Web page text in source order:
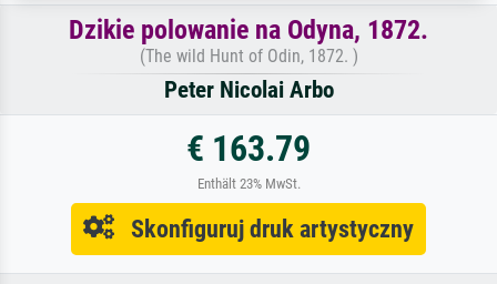
Dzikie polowanie na Odyna, 1872.
(The wild Hunt of Odin, 1872. )
Peter Nicolai Arbo
€ 163.79
Enthält 23% MwSt.
Skonfiguruj druk artystyczny